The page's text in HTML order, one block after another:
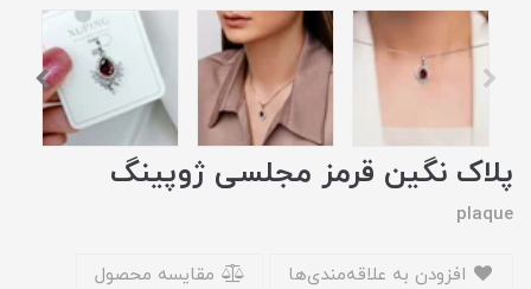
پلاک نگین قرمز مجلسی ژوپینگ
plaque
مقایسه محصول